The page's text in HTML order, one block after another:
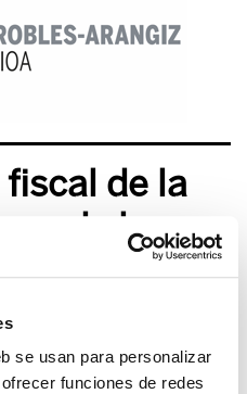
se usan para personalizar
funciones de redes
fiscal de la
de las
Europa